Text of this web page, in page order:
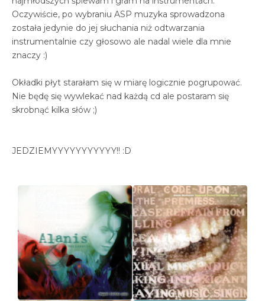
Oczywiście, po wybraniu ASP muzyka sprowadzona
została jedynie do jej słuchania niż odtwarzania
instrumentalnie czy głosowo ale nadal wiele dla mnie
znaczy :)
Okładki płyt starałam się w miarę logicznie pogrupować.
Nie będę się wywlekać nad każdą cd ale postaram się
skrobnąć kilka słów ;)
JEDZIEMYYYYYYYYYYY!! :D